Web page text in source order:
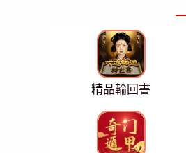
精品輪回書